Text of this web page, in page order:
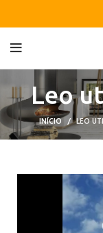
Leo
INÍCIO LEO